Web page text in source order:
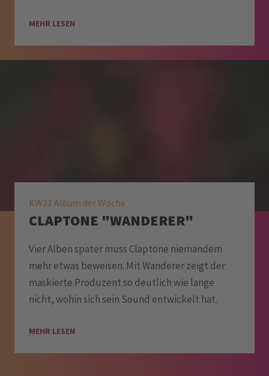
MEHR LESEN
KW21 Album der Woche
CLAPTONE "WANDERER"
Vier Alben später muss Claptone niemandem
mehr etwas beweisen. Mit Wanderer zeigt der
maskierte Produzent so deutlich wie lange
nicht, wohin sich sein Sound entwickelt hat.
MEHR LESEN